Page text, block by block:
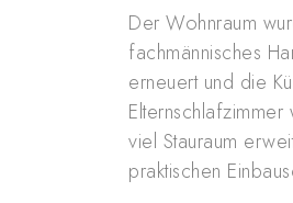
Der Wohnraum
fachmännisches
erneuert und die
viel Stauraum
praktischen